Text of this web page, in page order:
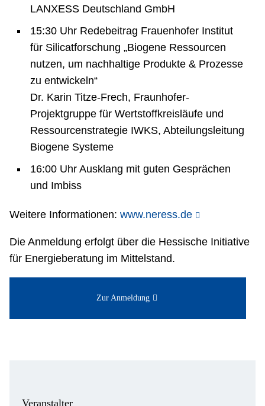
LANXESS Deutschland GmbH
15:30 Uhr Redebeitrag Frauenhofer Institut
für Silicatforschung „Biogene Ressourcen
nutzen, um nachhaltige Produkte & Prozesse
zu entwickeln“
Dr. Karin Titze-Frech, Fraunhofer-
Projektgruppe für Wertstoffkreisläufe und
Ressourcenstrategie IWKS, Abteilungsleitung
Biogene Systeme
16:00 Uhr Ausklang mit guten Gesprächen
und Imbiss
Weitere Informationen: www.neress.de
Die Anmeldung erfolgt über die Hessische Initiative
für Energieberatung im Mittelstand.
Zur Anmeldung
Veranstalter